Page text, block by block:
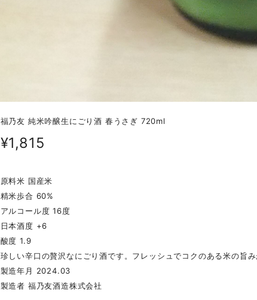
福乃友 純米吟醸生にごり酒 春うさぎ 720ml
¥1,815
原料米 国産米
精米歩合 60%
アルコール度 16度
日本酒度 +6
酸度 1.9
珍しい辛口の贅沢なにごり酒です。フレッシュでコクのある米の旨
製造年月 2024.03
製造者 福乃友酒造株式会社